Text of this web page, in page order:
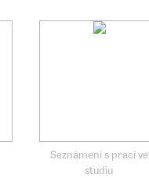
Seznámení s prací ve
studiu